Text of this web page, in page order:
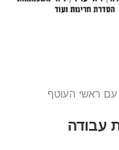
עם ראשי העוטף
עבודה